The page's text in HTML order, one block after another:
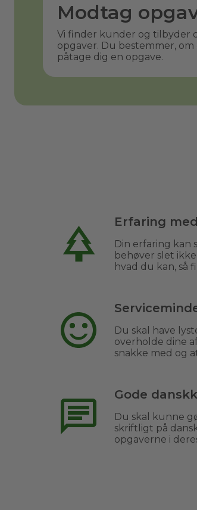
Modtag
Vi finder kunder og tilbyder
opgaver. Du bestemmer, om
påtage dig en opgave.
Erfaring
Din erfaring kan
behøver slet
hvad du kan, så
Du skal have
overholde dine
snakke med og
Gode
Du skal kunne
skriftligt på
opgaverne i